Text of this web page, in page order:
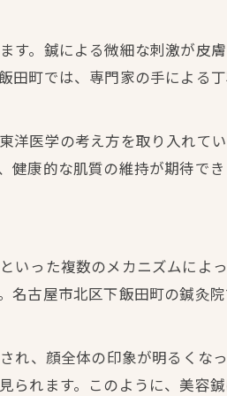
。鍼による微細な刺激が皮
町では、専門家の手による
洋医学の考え方を取り入れて
康的な肌質の維持が期待でき
った複数のメカニズムによ
古屋市北区下飯田町の鍼灸
れ、顔全体の印象が明るくな
れます。このように、美容